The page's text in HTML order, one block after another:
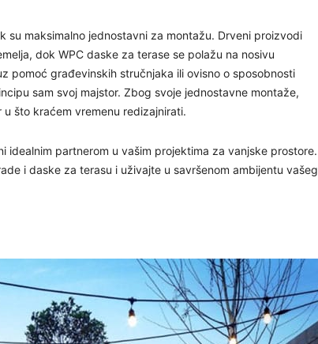
su maksimalno jednostavni za montažu. Drveni proizvodi
dok WPC daske za terase se polažu na nosivu
pomoć građevinskih stručnjaka ili ovisno o sposobnosti
sam svoj majstor. Zbog svoje jednostavne montaže,
što kraćem vremenu redizajnirati.
idealnim partnerom u vašim projektima za vanjske prostore.
i daske za terasu i uživajte u savršenom ambijentu vašeg